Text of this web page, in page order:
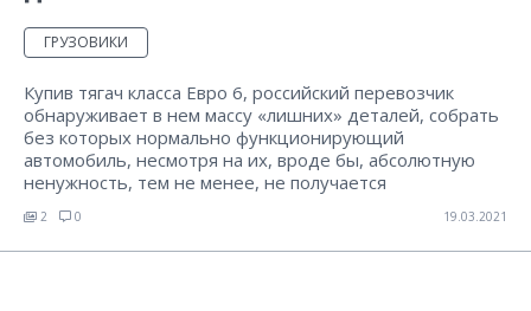
ГРУЗОВИКИ
Купив тягач класса Евро 6, российский перевозчик
обнаруживает в нем массу «лишних» деталей, собрать
без которых нормально функционирующий
автомобиль, несмотря на их, вроде бы, абсолютную
ненужность, тем не менее, не получается
2 0 19.03.2021